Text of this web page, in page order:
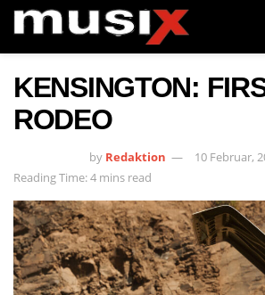
KENSINGTON:
RODEO
by Redaktion
10 Februar,
Reading Time: 4 mins read